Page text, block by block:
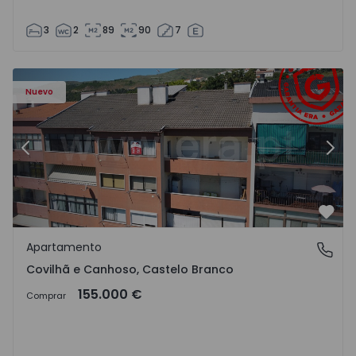
3 2 89 90 7
Nuevo
- 18
Apartamento T2 Covilhã, Covilhã e Canhoso - 1497806 -
Anterior
Covilhã e Canhoso, Castelo Branco
Apartamento
Covilhã e Canhoso, Castelo Branco
Comprar 155.000 €